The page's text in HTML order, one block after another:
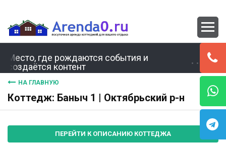
Место, где рождаются события и
создаётся контент
НА ГЛАВНУЮ
Коттедж: Баныч 1 | Октябрьский р-н
ПЕРЕЙТИ К ОПИСАНИЮ КОТТЕДЖА